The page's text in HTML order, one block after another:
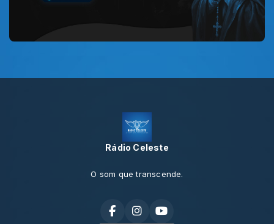
Rádio Celeste
O som que transcende.